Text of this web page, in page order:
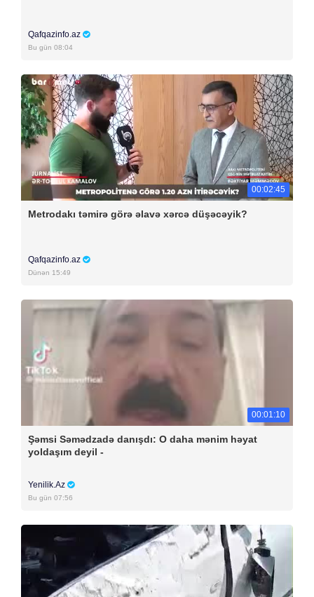
Qafqazinfo.az
Bu gün 08:04
00:02:45
Metrodakı təmirə görə əlavə xərcə düşəcəyik?
Qafqazinfo.az
Dünən 15:49
00:01:10
Şəmsi Səmədzadə danışdı: O daha mənim həyat
yoldaşım deyil -
Yenilik.Az
Bu gün 07:56